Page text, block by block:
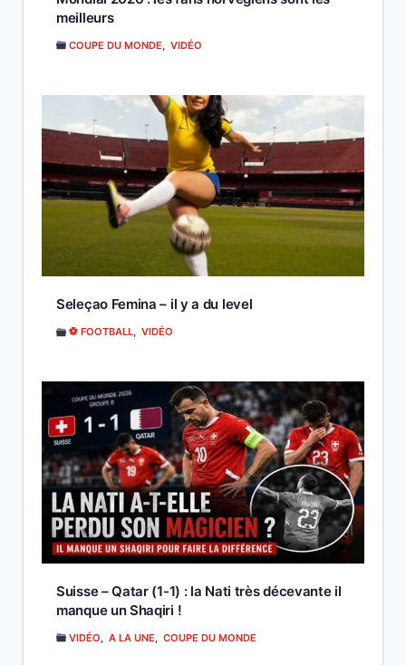
meilleurs
COUPE DU MONDE, VIDÉO
Seleçao Femina – il y a du level
⚽ FOOTBALL, VIDÉO
Suisse – Qatar (1-1) : la Nati très décevante il
manque un Shaqiri !
VIDÉO A LA UNE COUPE DU MONDE